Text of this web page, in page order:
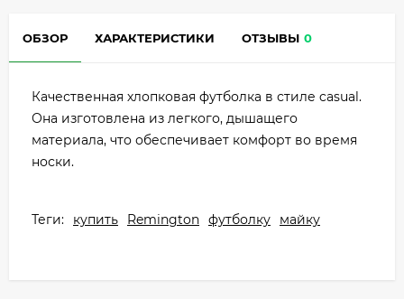
ОБЗОР ХАРАКТЕРИСТИКИ ОТЗЫВЫ 0
Качественная хлопковая футболка в стиле casual.
Она изготовлена из легкого, дышащего
материала, что обеспечивает комфорт во время
носки.
Теги: купить Remington футболку майку